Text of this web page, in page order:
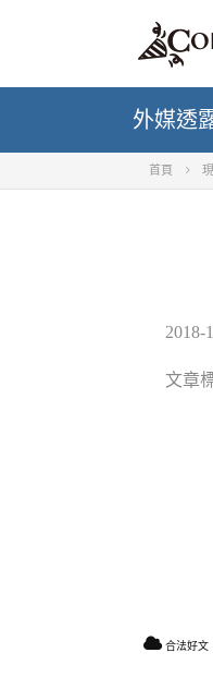
外媒透
首頁
2018-
文章
合法好文